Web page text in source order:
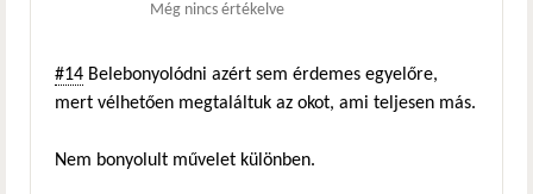
Még nincs értékelve
#14 Belebonyolódni azért sem érdemes egyelőre,
mert vélhetően megtaláltuk az okot, ami teljesen más.
Nem bonyolult művelet különben.